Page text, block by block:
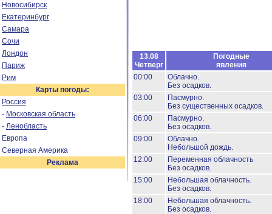
Новосибирск
Екатеринбург
Самара
Сочи
Лондон
Париж
Рим
Карты погоды:
Россия
- Московская область
- Ленобласть
Европа
Северная Америка
Реклама
13.08
Четверг
Погодные
явления
00:00
Облачно.
Без осадков.
03:00
Пасмурно.
Без существенных осадков.
06:00
Пасмурно.
Без осадков.
09:00
Облачно.
Небольшой дождь.
12:00
Переменная облачность
Без осадков.
15:00
Небольшая облачность.
Без осадков.
18:00
Небольшая облачность.
Без осадков.